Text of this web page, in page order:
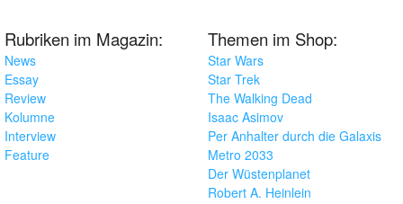
Rubriken im Magazin:
News
Essay
Review
Kolumne
Interview
Feature
Themen im Shop:
Star Wars
Star Trek
The Walking Dead
Isaac Asimov
Per Anhalter durch die Galaxis
Metro 2033
Der Wüstenplanet
Robert A. Heinlein